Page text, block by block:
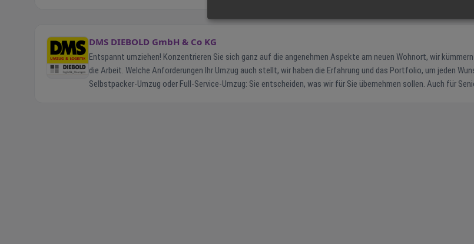
DMS DIEBOLD GmbH & Co KG
Entspannt umziehen! Konzentrieren Sie sich ganz auf die angenehmen Aspekte am neuen Wohnort, wir
die Arbeit. Welche Anforderungen Ihr Umzug auch stellt, wir haben die Erfahrung und das Portfolio, um jeden
Selbstpacker-Umzug oder Full-Service-Umzug: Sie entscheiden, was wir für Sie übernehmen sollen. Auch für